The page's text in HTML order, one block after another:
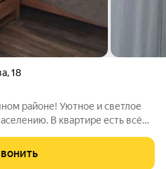
,18
районе! Уютное и светлое
В квартире есть всё
Кваpтиpа в элитном домe